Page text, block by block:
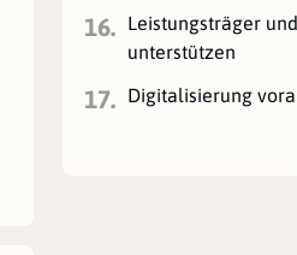
16.
Leistungsträger
unterstützen
17. Digitalisierung